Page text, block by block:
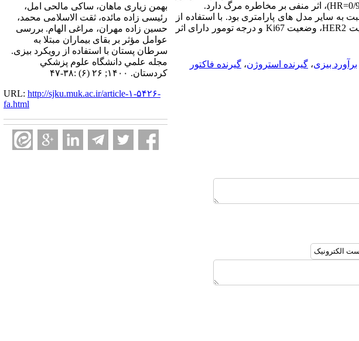
HR=)، اثر منفی بر مخاطره مرگ دارد.
سایر مدل­ های پارامتری بود. با استفاده از
HER2، وضعیتKi67 و درجه تومور دارای اثر
برآورد بیزی، گیرنده استروژن، گیرنده فاکتور
بهمن زیاری ماهان، ساکی مالحی امل،
رئیسی زاده مائده، ثقت الاسلامی محمد،
حسین زاده مهران، مراغی الهام. بررسی
عوامل مؤثر بر بقای بیماران مبتلا به
سرطان پستان با استفاده از رویکرد بیزی.
مجله علمي دانشگاه علوم پزشكي
كردستان. ۱۴۰۰; ۲۶ (۶) :۳۸-۴۷
URL: http://sjku.muk.ac.ir/article-۱-۵۴۲۶-
fa.html